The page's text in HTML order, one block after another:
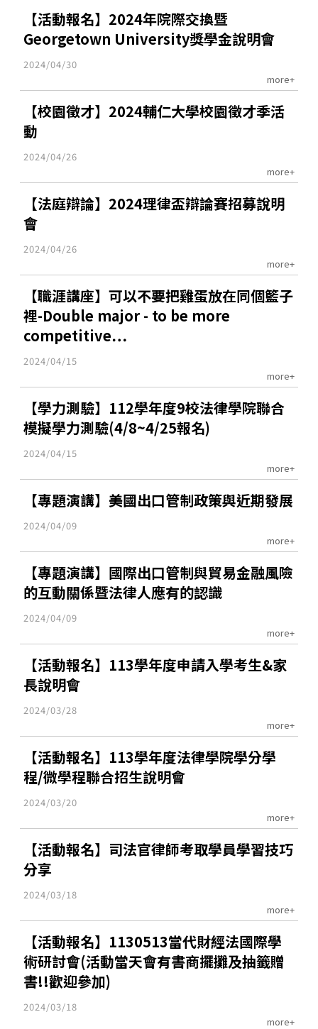
【活動報名】2024年院際交換暨
Georgetown University獎學金說明會
2024/04/30
more+
【校園徵才】2024輔仁大學校園徵才季活
動
2024/04/26
more+
【法庭辯論】2024理律盃辯論賽招募說明
會
2024/04/26
more+
【職涯講座】可以不要把雞蛋放在同個籃子
裡-Double major - to be more
competitive…
2024/04/15
more+
【學力測驗】112學年度9校法律學院聯合
模擬學力測驗(4/8~4/25報名)
2024/04/15
more+
【專題演講】美國出口管制政策與近期發展
2024/04/09
more+
【專題演講】國際出口管制與貿易金融風險
的互動關係暨法律人應有的認識
2024/04/09
more+
【活動報名】113學年度申請入學考生&家
長說明會
2024/03/28
more+
【活動報名】113學年度法律學院學分學
程/微學程聯合招生說明會
2024/03/20
more+
【活動報名】司法官律師考取學員學習技巧
分享
2024/03/18
more+
【活動報名】1130513當代財經法國際學
術研討會(活動當天會有書商擺攤及抽籤贈
書!!歡迎參加)
2024/03/18
more+